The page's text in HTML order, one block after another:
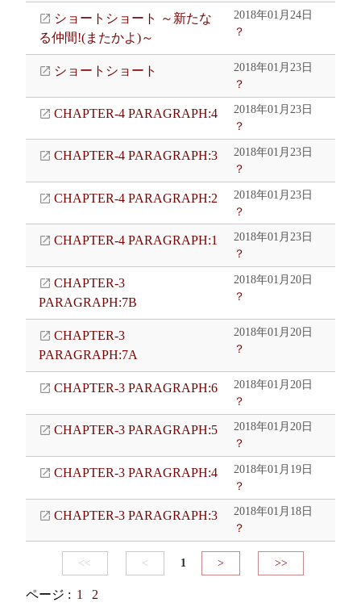
ショートショート ～新たな
る仲間!(またかよ)～
2018年01月24日
？
ショートショート
2018年01月23日
？
CHAPTER-4 PARAGRAPH:4
2018年01月23日
？
CHAPTER-4 PARAGRAPH:3
2018年01月23日
？
CHAPTER-4 PARAGRAPH:2
2018年01月23日
？
CHAPTER-4 PARAGRAPH:1
2018年01月23日
？
CHAPTER-3
PARAGRAPH:7B
2018年01月20日
？
CHAPTER-3
PARAGRAPH:7A
2018年01月20日
？
CHAPTER-3 PARAGRAPH:6
2018年01月20日
？
CHAPTER-3 PARAGRAPH:5
2018年01月20日
？
CHAPTER-3 PARAGRAPH:4
2018年01月19日
？
CHAPTER-3 PARAGRAPH:3
2018年01月18日
？
<< < 1 > >>
ページ : 1 2